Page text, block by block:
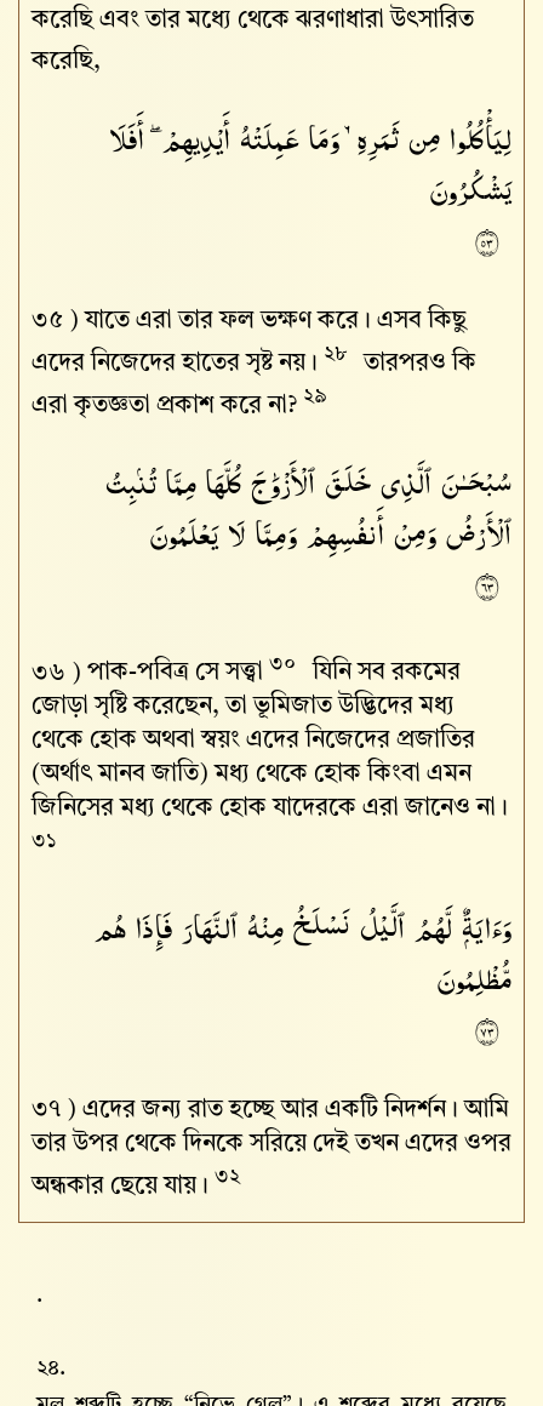
করেছি এবং তার মধ্যে থেকে ঝরণাধারা উৎসারিত
করেছি,
৩৫ ) যাতে এরা তার ফল ভক্ষণ করে। এসব কিছু
এদের নিজেদের হাতের সৃষ্ট নয়। ২৮
তারপরও কি
এরা কৃতজ্ঞতা প্রকাশ করে না? ২৯
لِيَأْكُلُوا۟ مِن ثَمَرِهِۦ وَمَا عَمِلَتْهُ أَيْدِيهِمْ ۖ أَفَلَا
يَشْكُرُونَ
٣٥
৩৬ ) পাক-পবিত্র সে সত্ত্বা ৩০
যিনি সব রকমের
জোড়া সৃষ্টি করেছেন, তা ভূমিজাত উদ্ভিদের মধ্য
থেকে হোক অথবা স্বয়ং এদের নিজেদের প্রজাতির
(অর্থাৎ মানব জাতি) মধ্য থেকে হোক কিংবা এমন
জিনিসের মধ্য থেকে হোক যাদেরকে এরা জানেও না।
৩১
سُبْحَـٰنَ ٱلَّذِى خَلَقَ ٱلْأَزْوَٰجَ كُلَّهَا مِمَّا تُنۢبِتُ
ٱلْأَرْضُ وَمِنْ أَنفُسِهِمْ وَمِمَّا لَا يَعْلَمُونَ
٣٦
৩৭ ) এদের জন্য রাত হচ্ছে আর একটি নিদর্শন। আমি
তার উপর থেকে দিনকে সরিয়ে দেই তখন এদের ওপর
অন্ধকার ছেয়ে যায়। ৩২
وَءَايَةٌۭ لَّهُمُ ٱلَّيْلُ نَسْلَخُ مِنْهُ ٱلنَّهَارَ فَإِذَا هُم
مُّظْلِمُونَ
٣٧
.
২৪.